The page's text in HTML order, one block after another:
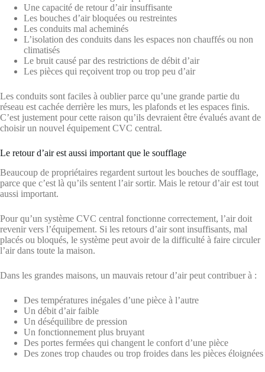
Une capacité de retour d’air insuffisante
Les bouches d’air bloquées ou restreintes
Les conduits mal acheminés
L’isolation des conduits dans les espaces non chauffés ou non
climatisés
Le bruit causé par des restrictions de débit d’air
Les pièces qui reçoivent trop ou trop peu d’air
Les conduits sont faciles à oublier parce qu’une grande partie du
réseau est cachée derrière les murs, les plafonds et les espaces finis.
C’est justement pour cette raison qu’ils devraient être évalués avant de
choisir un nouvel équipement CVC central.
Le retour d’air est aussi important que le soufflage
Beaucoup de propriétaires regardent surtout les bouches de soufflage,
parce que c’est là qu’ils sentent l’air sortir. Mais le retour d’air est tout
aussi important.
Pour qu’un système CVC central fonctionne correctement, l’air doit
revenir vers l’équipement. Si les retours d’air sont insuffisants, mal
placés ou bloqués, le système peut avoir de la difficulté à faire circuler
l’air dans toute la maison.
Dans les grandes maisons, un mauvais retour d’air peut contribuer à :
Des températures inégales d’une pièce à l’autre
Un débit d’air faible
Un déséquilibre de pression
Un fonctionnement plus bruyant
Des portes fermées qui changent le confort d’une pièce
Des zones trop chaudes ou trop froides dans les pièces éloignées